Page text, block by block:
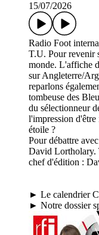
15/07/2026
Radio Foot
T.U. Pour revenir
monde. L'affiche
sur Angleterre/
reparlons
tombeuse des
du sélectionneur
l'impression
étoile ?
Pour débattre
David Lortholary.
chef d'édition :
► Le calendrier
► Notre dossier